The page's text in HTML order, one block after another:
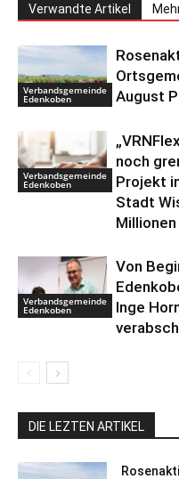
Verwandte Artikel
Verbandsgemeinde
Edenkoben
August
Verbandsgemeinde
Edenkoben
noch
Projekt
Stadt
Millionen
Verbandsgemeinde
Edenkoben
Von
Inge
DIE LEZTEN ARTIKEL